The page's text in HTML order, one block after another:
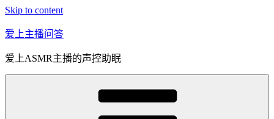
Skip to content
爱上主播问答
爱上ASMR主播的声控助眠